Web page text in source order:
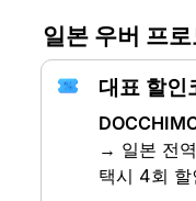
일본 우버 프
대표 할인
→ 일본 전
택시 4회 할